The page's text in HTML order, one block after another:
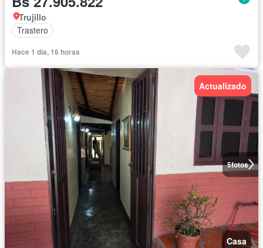
Trujillo
Trastero
Hace 1 día, 16 horas
5fotos
Actualizado
Casa